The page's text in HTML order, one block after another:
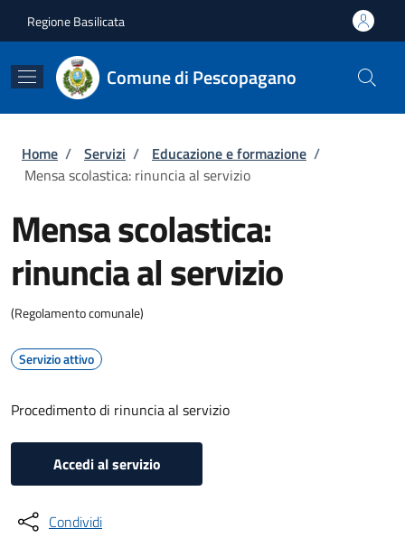
Regione Basilicata
Comune di Pescopagano
Briciole di pane
Home / Servizi / Educazione e formazione /
Mensa scolastica: rinuncia al servizio
Mensa scolastica:
rinuncia al servizio
(Regolamento comunale)
Servizio attivo
Procedimento di rinuncia al servizio
Accedi al servizio
Condividi